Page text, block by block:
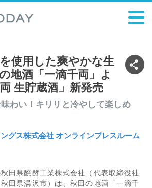
使用した爽やかな生
地酒「一滴千両」よ
生貯蔵酒」新発売
わい！キリリと冷やして楽しめ
グス株式会社 オンラインプレスルーム
田県醗酵工業株式会社（代表取締役社
田県湯沢市）は、秋田の地酒「一滴千